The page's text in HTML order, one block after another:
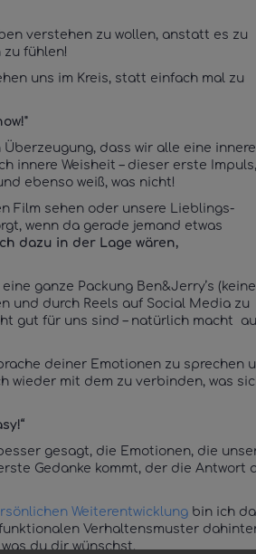
verstehen zu wollen, anstatt es zu
zu fühlen!
uns im Kreis, statt einfach mal zu
dass wir alle eine innere
innere Weisheit – dieser erste
ebenso weiß, was nicht!
Film sehen oder unsere Lieblings-
wenn da gerade jemand etwas
dazu in der Lage wären,
ganze Packung Ben&Jerry’s (keine
und durch Reels auf Social Media zu
gut für uns sind – natürlich macht
deiner Emotionen zu sprechen
wieder mit dem zu verbinden, was
gesagt, die Emotionen, die
Gedanke kommt, der die Antwort
Weiterentwicklung bin ich
Verhaltensmuster
du dir wünschst.